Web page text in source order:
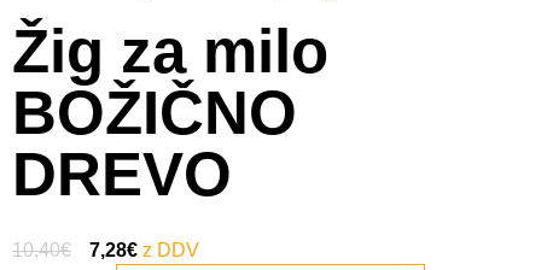
Žig za milo
BOŽIČNO
DREVO
10,40€ 7,28€